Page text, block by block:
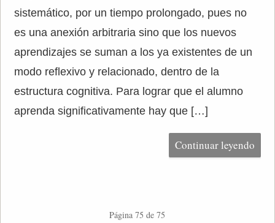
sistemático, por un tiempo prolongado, pues no
es una anexión arbitraria sino que los nuevos
aprendizajes se suman a los ya existentes de un
modo reflexivo y relacionado, dentro de la
estructura cognitiva. Para lograr que el alumno
aprenda significativamente hay que […]
Continuar leyendo
Página 75 de 75